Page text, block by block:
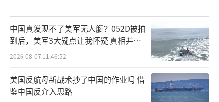
中国真发现不了美军无人艇？052D被拍
到后，美军3大疑点让我怀疑 真相并非
如此
2026-08-07 11:46:52
美国反航母新战术抄了中国的作业吗 借
鉴中国反介入思路